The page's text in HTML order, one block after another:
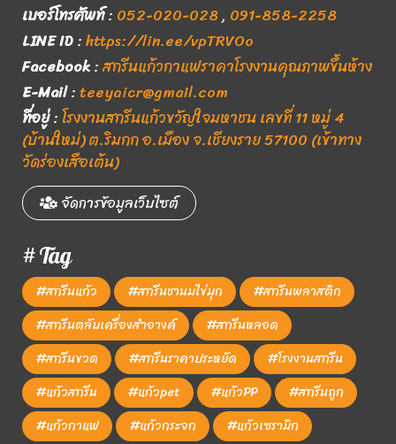
เบอร์โทรศัพท์: 052-020-028, 091-858-2258
LINE ID:https://lin.ee/vpTRVOo
Facebook:สกรีนแก้วกาแฟราคาโรงงานคุณภาพขึ้นห้าง
E-Mail:teeyaicr@gmail.com
ที่อยู่:โรงงานสกรีนแก้วขวัญใจมหาชน เลขที่ 11 หมู่ 4
(บ้านใหม่) ต.ริมกก อ.เมือง จ.เชียงราย 57100 (เข้าทาง
วัดร่องเสือเต้น)
จัดการข้อมูลเว็บไซต์
# Tag
#สกรีนแก้ว #สกรีนชานมไข่มุก
#สกรีนพลาสติก
#สกรีนตลับเครื่องสำอางค์
#สกรีนหลอด
#สกรีนขวด
#สกรีนราคาประหยัด
#โรงงานสกรีน
#แก้วสกรีน
#แก้วpet #แก้วPP
#สกรีนถูก
#แก้วกาแฟ
#แก้วกระจก #แก้วเซรามิก